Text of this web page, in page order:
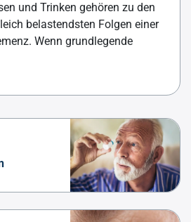
und Trinken gehören zu den
belastendsten Folgen einer
Wenn grundlegende